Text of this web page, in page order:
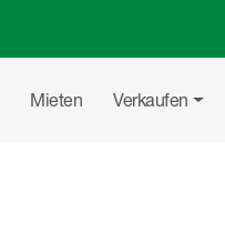
Mieten Verkaufen